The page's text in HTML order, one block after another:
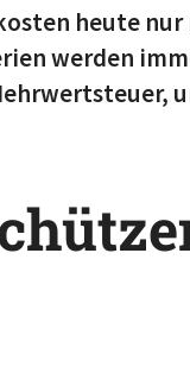
heute nur
werden